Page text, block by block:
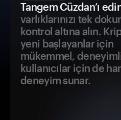
Tangem Cüzdan’ı
varlıklarınızı tek
kontrol altına alın.
yeni başlayanlar için
mükemmel,
kullanıcılar için de
deneyim sunar.